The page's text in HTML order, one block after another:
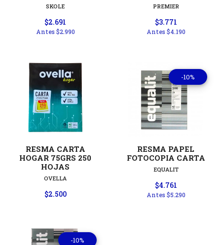
SKOLE
$2.691
Antes$2.990
PREMIER
$3.771
Antes$4.190
RESMA CARTA
HOGAR 75GRS 250
HOJAS
OVELLA
$2.500
-10%
RESMA PAPEL
FOTOCOPIA CARTA
EQUALIT
$4.761
Antes$5.290
-10%